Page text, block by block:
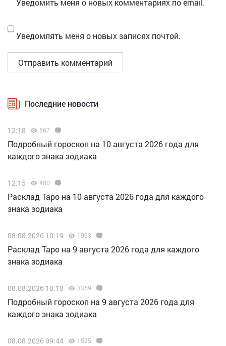
Уведомить меня о новых комментариях по email.
Уведомлять меня о новых записях почтой.
Последние новости
12:18 567
Подробный гороскоп на 10 августа 2026 года для
каждого знака зодиака
12:15 480
Расклад Таро на 10 августа 2026 года для каждого
знака зодиака
08.08.2026 10:19 1993
Расклад Таро на 9 августа 2026 года для каждого
знака зодиака
08.08.2026 10:18 3359
Подробный гороскоп на 9 августа 2026 года для
каждого знака зодиака
08.08.2026 09:44 1595